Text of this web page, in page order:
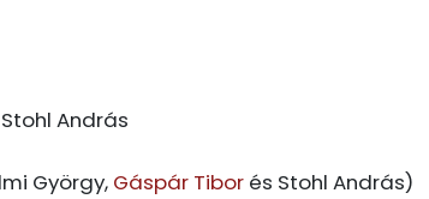
András
György, Gáspár Tibor és Stohl András)